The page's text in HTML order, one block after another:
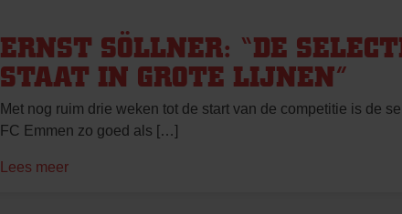
ERNST SÖLLNER: “DE
STAAT IN GROTE LIJNEN”
Met nog ruim drie weken tot de start van de competitie is de
FC Emmen zo goed als […]
Lees meer